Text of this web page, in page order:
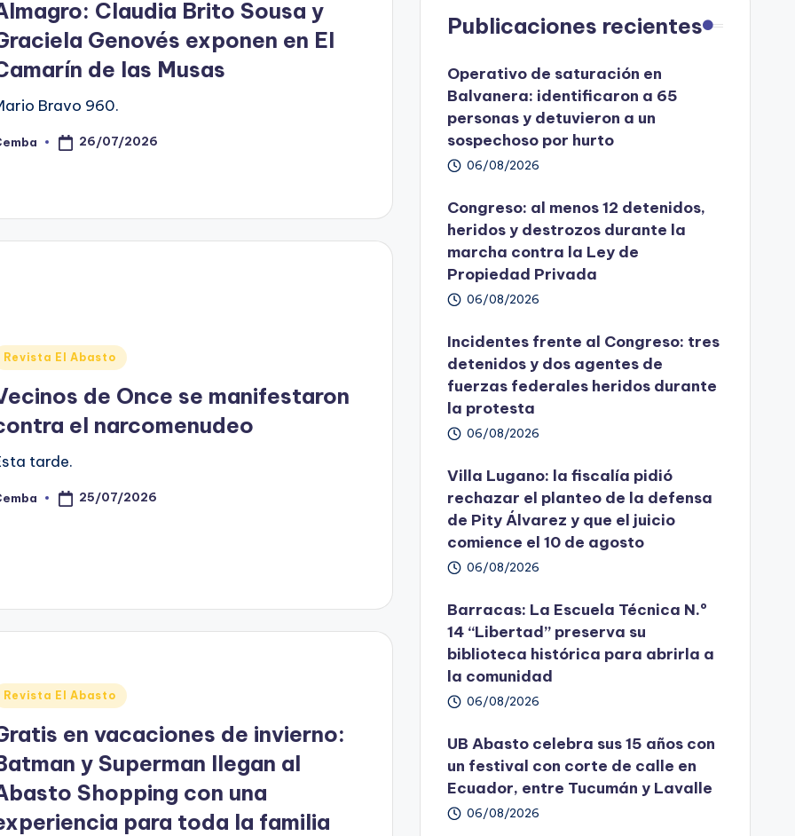
Claudia Brito Sousa y
Genovés exponen en El
de las Musas
Bravo 960.
26/07/2026
Revista El Abasto
de Once se manifestaron
el narcomenudeo
tarde.
25/07/2026
Revista El Abasto
en vacaciones de invierno:
y Superman llegan al
Shopping con una
para toda la familia
Publicaciones recientes
Operativo de saturación en
Balvanera: identificaron a 65
personas y detuvieron a un
sospechoso por hurto
06/08/2026
Congreso: al menos 12 detenidos,
heridos y destrozos durante la
marcha contra la Ley de
Propiedad Privada
06/08/2026
Incidentes frente al Congreso: tres
detenidos y dos agentes de
fuerzas federales heridos durante
la protesta
06/08/2026
Villa Lugano: la fiscalía pidió
rechazar el planteo de la defensa
de Pity Álvarez y que el juicio
comience el 10 de agosto
06/08/2026
Barracas: La Escuela Técnica N.º
14 “Libertad” preserva su
biblioteca histórica para abrirla a
la comunidad
06/08/2026
UB Abasto celebra sus 15 años con
un festival con corte de calle en
Ecuador, entre Tucumán y Lavalle
06/08/2026